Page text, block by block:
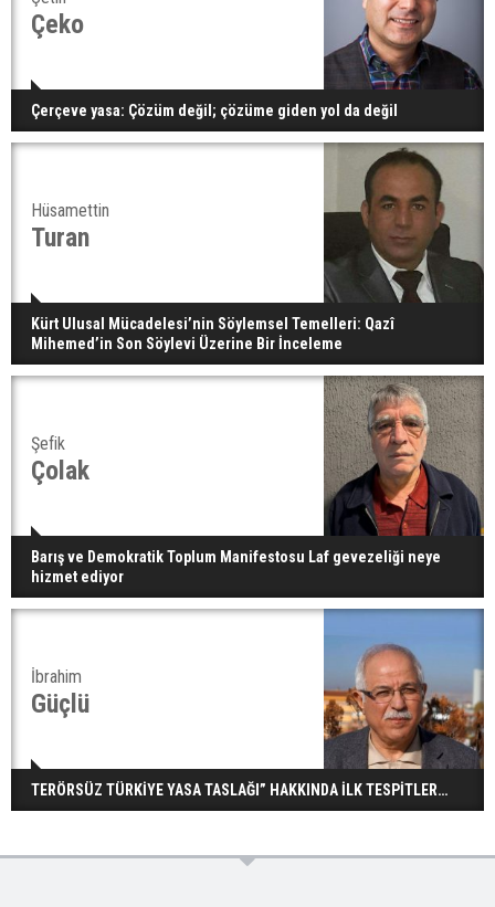
Çeko
Çerçeve yasa: Çözüm değil; çözüme giden yol da değil
Hüsamettin
Turan
Kürt Ulusal Mücadelesi’nin Söylemsel Temelleri: Qazî
Mihemed’in Son Söylevi Üzerine Bir İnceleme
Şefik
Çolak
Barış ve Demokratik Toplum Manifestosu Laf gevezeliği neye
hizmet ediyor
İbrahim
Güçlü
TERÖRSÜZ TÜRKİYE YASA TASLAĞI” HAKKINDA İLK TESPİTLER…